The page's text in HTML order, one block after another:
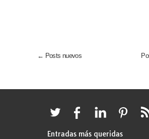
← Posts nuevos
Entradas más queridas